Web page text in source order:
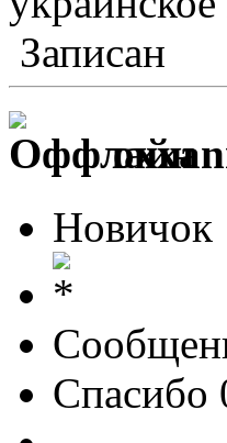
Записан
Новичок
Спасибо